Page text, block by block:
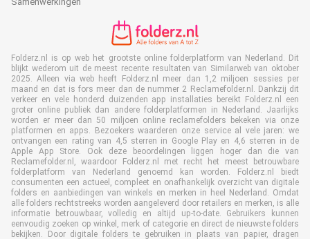
Folderz.nl is op web het grootste online folderplatform van Nederland. Dit
blijkt wederom uit de meest recente resultaten van Similarweb van oktober
2025. Alleen via web heeft Folderz.nl meer dan 1,2 miljoen sessies per
maand en dat is fors meer dan de nummer 2 Reclamefolder.nl. Dankzij dit
verkeer en vele honderd duizenden app installaties bereikt Folderz.nl een
groter online publiek dan andere folderplatformen in Nederland. Jaarlijks
worden er meer dan 50 miljoen online reclamefolders bekeken via onze
platformen en apps. Bezoekers waarderen onze service al vele jaren: we
ontvangen een rating van 4,5 sterren in Google Play en 4,6 sterren in de
Apple App Store. Ook deze beoordelingen liggen hoger dan die van
Reclamefolder.nl, waardoor Folderz.nl met recht het meest betrouwbare
folderplatform van Nederland genoemd kan worden. Folderz.nl biedt
consumenten een actueel, compleet en onafhankelijk overzicht van digitale
folders en aanbiedingen van winkels en merken in heel Nederland. Omdat
alle folders rechtstreeks worden aangeleverd door retailers en merken, is alle
informatie betrouwbaar, volledig en altijd up-to-date. Gebruikers kunnen
eenvoudig zoeken op winkel, merk of categorie en direct de nieuwste folders
bekijken. Door digitale folders te gebruiken in plaats van papier, dragen